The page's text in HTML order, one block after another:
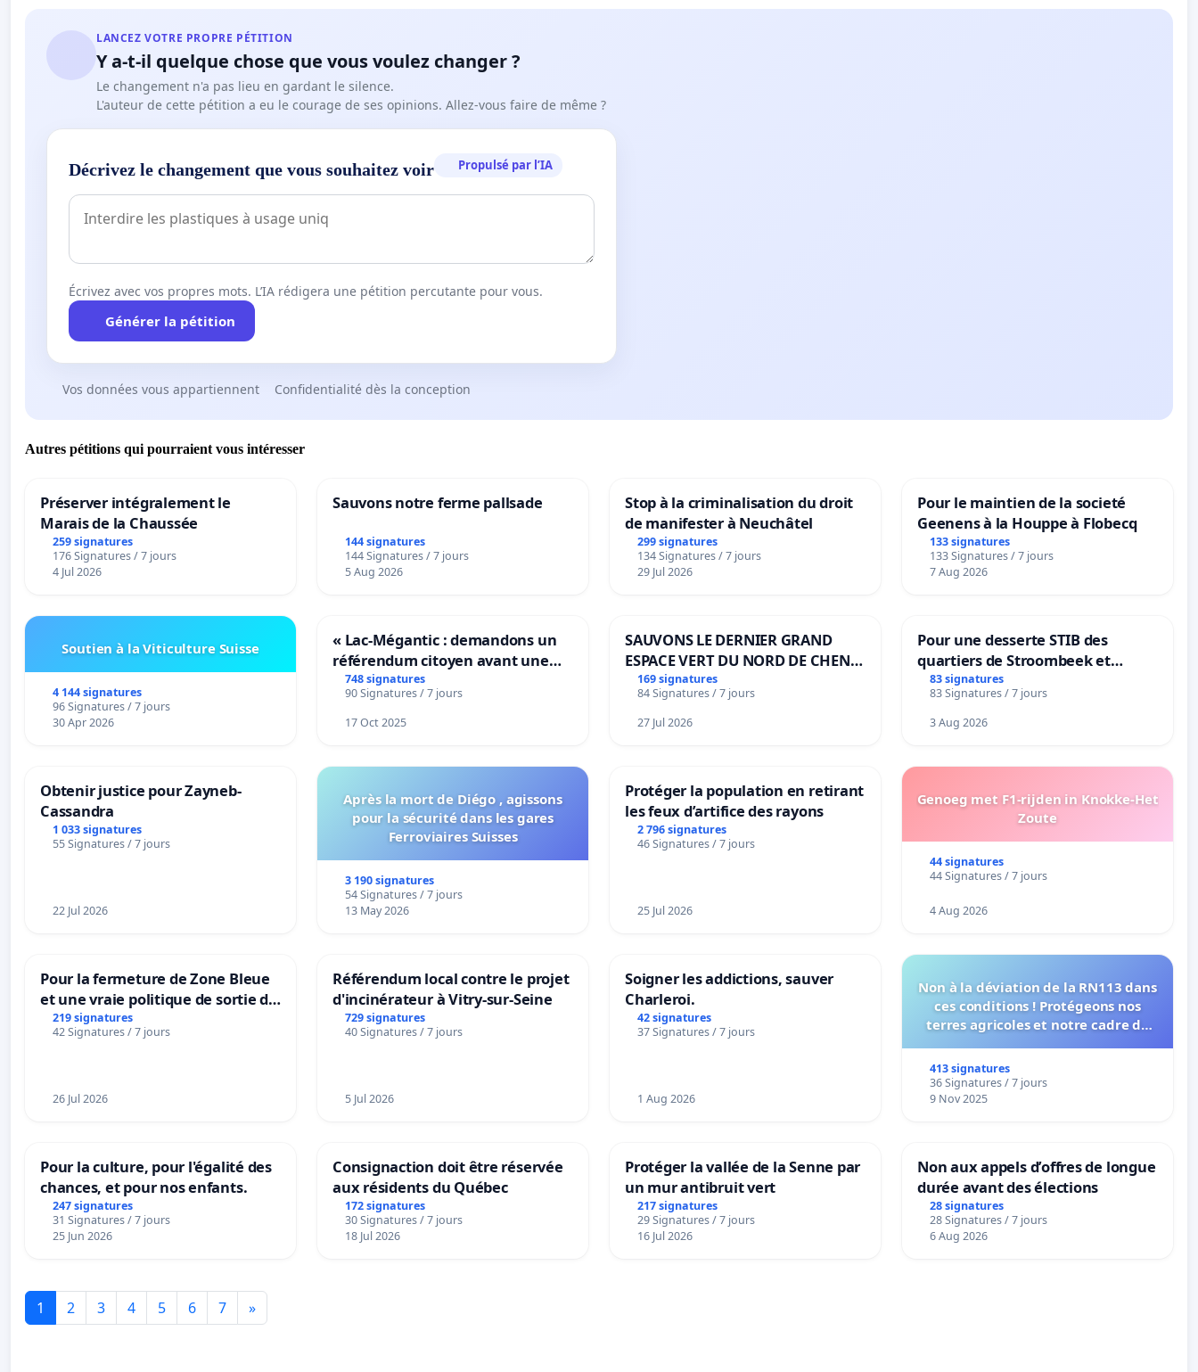
LANCEZ VOTRE PROPRE PÉTITION
Y a-t-il quelque chose que vous voulez changer ?
Le changement n'a pas lieu en gardant le silence.
L'auteur de cette pétition a eu le courage de ses opinions. Allez-vous faire de même ?
Décrivez le changement que vous souhaitez voir Propulsé par l’IA
Écrivez avec vos propres mots. L’IA rédigera une pétition percutante pour vous.
Générer la pétition
Vos données vous appartiennent Confidentialité dès la conception
Autres pétitions qui pourraient vous intéresser
Préserver intégralement le
Marais de la Chaussée
259 signatures
176 Signatures / 7 jours
4 Jul 2026
Sauvons notre ferme pallsade
144 signatures
144 Signatures / 7 jours
5 Aug 2026
Stop à la criminalisation du droit
de manifester à Neuchâtel
299 signatures
134 Signatures / 7 jours
29 Jul 2026
Pour le maintien de la societé
Geenens à la Houppe à Flobecq
133 signatures
133 Signatures / 7 jours
7 Aug 2026
Soutien à la Viticulture Suisse
4 144 signatures
96 Signatures / 7 jours
30 Apr 2026
« Lac-Mégantic : demandons un
référendum citoyen avant une
transformation irréversible de
notre territoire »
748 signatures
90 Signatures / 7 jours
17 Oct 2025
SAUVONS LE DERNIER GRAND
ESPACE VERT DU NORD DE CHENE-
BOUGERIES
169 signatures
84 Signatures / 7 jours
27 Jul 2026
Pour une desserte STIB des
quartiers de Stroombeek et
Beauval - Voor een MIVB-
bediening van de wijken
Strombeek en Het Voor
83 signatures
83 Signatures / 7 jours
3 Aug 2026
Obtenir justice pour Zayneb-
Cassandra
1 033 signatures
55 Signatures / 7 jours
22 Jul 2026
Après la mort de Diégo , agissons
pour la sécurité dans les gares
Ferroviaires Suisses
3 190 signatures
54 Signatures / 7 jours
13 May 2026
Protéger la population en retirant
les feux d’artifice des rayons
2 796 signatures
46 Signatures / 7 jours
25 Jul 2026
Genoeg met F1-rijden in Knokke-Het
Zoute
44 signatures
44 Signatures / 7 jours
4 Aug 2026
Pour la fermeture de Zone Bleue
et une vraie politique de sortie de
la dépendance
219 signatures
42 Signatures / 7 jours
26 Jul 2026
Référendum local contre le projet
d'incinérateur à Vitry-sur-Seine
729 signatures
40 Signatures / 7 jours
5 Jul 2026
Soigner les addictions, sauver
Charleroi.
42 signatures
37 Signatures / 7 jours
1 Aug 2026
Non à la déviation de la RN113 dans
ces conditions ! Protégeons nos
terres agricoles et notre cadre de
413 signatures
36 Signatures / 7 jours
9 Nov 2025
Pour la culture, pour l'égalité des
chances, et pour nos enfants.
247 signatures
31 Signatures / 7 jours
25 Jun 2026
Consignaction doit être réservée
aux résidents du Québec
172 signatures
30 Signatures / 7 jours
18 Jul 2026
Protéger la vallée de la Senne par
un mur antibruit vert
217 signatures
29 Signatures / 7 jours
16 Jul 2026
Non aux appels d’offres de longue
durée avant des élections
28 signatures
28 Signatures / 7 jours
6 Aug 2026
1 2 3 4 5 6 7 »